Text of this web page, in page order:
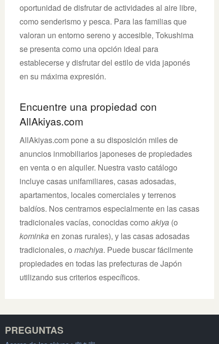
oportunidad de disfrutar de actividades al aire libre,
como senderismo y pesca. Para las familias que
valoran un entorno sereno y accesible, Tokushima
se presenta como una opción ideal para
establecerse y disfrutar del estilo de vida japonés
en su máxima expresión.
Encuentre una propiedad con
AllAkiyas.com
AllAkiyas.com pone a su disposición miles de
anuncios inmobiliarios japoneses de propiedades
en venta o en alquiler. Nuestra vasto catálogo
incluye casas unifamiliares, casas adosadas,
apartamentos, locales comerciales y terrenos
baldíos. Nos centramos especialmente en las casas
tradicionales vacías, conocidas como akiya (o
kominkaen zonas rurales), y las casas adosadas
tradicionales, o machiya. Puede buscar fácilmente
propiedades en todas las prefecturas de Japón
utilizando sus criterios específicos.
PREGUNTAS